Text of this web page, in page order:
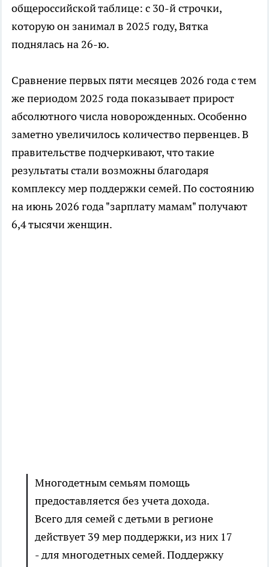
общероссийской таблице: с 30-й строчки,
которую он занимал в 2025 году, Вятка
поднялась на 26-ю.
Сравнение первых пяти месяцев 2026 года с тем
же периодом 2025 года показывает прирост
абсолютного числа новорожденных. Особенно
заметно увеличилось количество первенцев. В
правительстве подчеркивают, что такие
результаты стали возможны благодаря
комплексу мер поддержки семей. По состоянию
на июнь 2026 года "зарплату мамам" получают
6,4 тысячи женщин.
Многодетным семьям помощь
предоставляется без учета дохода.
Всего для семей с детьми в регионе
действует 39 мер поддержки, из них 17
- для многодетных семей. Поддержку